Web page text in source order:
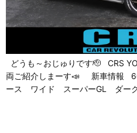
どうも～おじゅりです🫡 CRS
両ご紹介しまーす📣 新車情報
ース ワイド スーパーGL ダー